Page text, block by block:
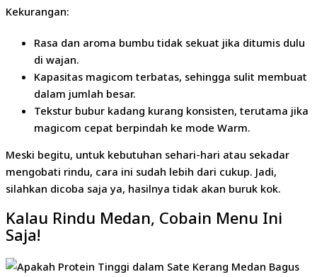
Kekurangan:
Rasa dan aroma bumbu tidak sekuat jika ditumis dulu
di wajan.
Kapasitas magicom terbatas, sehingga sulit membuat
dalam jumlah besar.
Tekstur bubur kadang kurang konsisten, terutama jika
magicom cepat berpindah ke mode Warm.
Meski begitu, untuk kebutuhan sehari-hari atau sekadar
mengobati rindu, cara ini sudah lebih dari cukup. Jadi,
silahkan dicoba saja ya, hasilnya tidak akan buruk kok.
Kalau Rindu Medan, Cobain Menu Ini
Saja!